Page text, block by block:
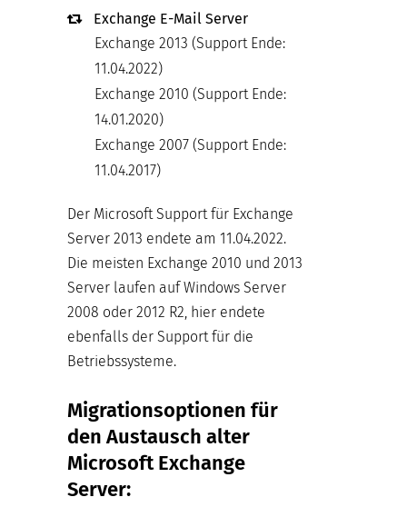
Exchange E-Mail Server
Exchange 2013 (Support Ende:
11.04.2022)
Exchange 2010 (Support Ende:
14.01.2020)
Exchange 2007 (Support Ende:
11.04.2017)
Der Microsoft Support für Exchange
Server 2013 endete am 11.04.2022.
Die meisten Exchange 2010 und 2013
Server laufen auf Windows Server
2008 oder 2012 R2, hier endete
ebenfalls der Support für die
Betriebssysteme.
Migrationsoptionen für
den Austausch alter
Microsoft Exchange
Server: